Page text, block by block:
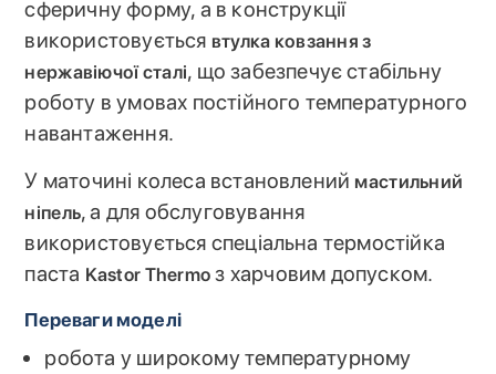
сферичну форму, а в конструкції
використовується втулка ковзання з
нержавіючої сталі, що забезпечує стабільну
роботу в умовах постійного температурного
навантаження.
У маточині колеса встановлений мастильний
ніпель, а для обслуговування
використовується спеціальна термостійка
паста Kastor Thermo з харчовим допуском.
Переваги моделі
робота у широкому температурному